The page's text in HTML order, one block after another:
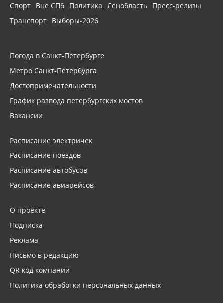
Спорт Вне СПб Политика Ленобласть Пресс-релизы
Транспорт Выборы-2026
Погода в Санкт-Петербурге
Метро Санкт-Петербурга
Достопримечательности
График развода петербургских мостов
Вакансии
Расписание электричек
Расписание поездов
Расписание автобусов
Расписание авиарейсов
О проекте
Подписка
Реклама
Письмо в редакцию
QR код компании
Политика обработки персональных данных